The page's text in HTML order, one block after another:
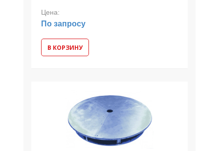
Цена:
По запросу
В КОРЗИНУ